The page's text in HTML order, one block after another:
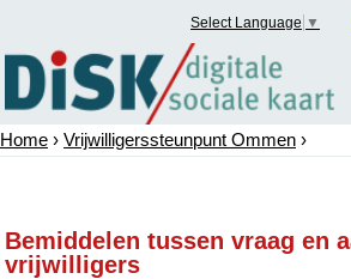
Select Language ▼
Home › Vrijwilligerssteunpunt Ommen ›
Bemiddelen tussen vraag en
vrijwilligers